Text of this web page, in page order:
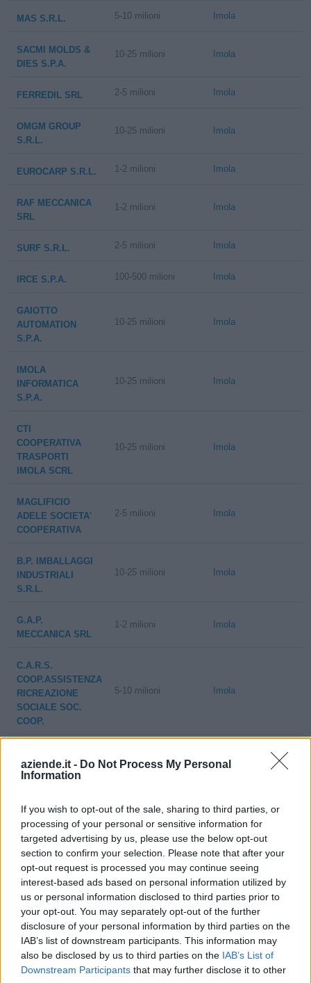
aziende.it - Do Not Process My Personal
Information
If you wish to opt-out of the sale, sharing to third parties, or
processing of your personal or sensitive information for
targeted advertising by us, please use the below opt-out
section to confirm your selection. Please note that after your
opt-out request is processed you may continue seeing
interest-based ads based on personal information utilized by
us or personal information disclosed to third parties prior to
your opt-out. You may separately opt-out of the further
disclosure of your personal information by third parties on the
IAB’s list of downstream participants. This information may
also be disclosed by us to third parties on the IAB’s List of
Downstream Participants that may further disclose it to other
MAS S.R.L. 5-10 milioni Imola
SACMI MOLDS &
DIES S.P.A.
10-25 milioni Imola
FERREDIL SRL 2-5 milioni Imola
OMGM GROUP
S.R.L.
10-25 milioni Imola
EUROCARP S.R.L. 1-2 milioni Imola
RAF MECCANICA
SRL
1-2 milioni Imola
SURF S.R.L. 2-5 milioni Imola
IRCE S.P.A. 100-500 milioni Imola
GAIOTTO
AUTOMATION
S.P.A.
10-25 milioni Imola
IMOLA
INFORMATICA
S.P.A.
10-25 milioni Imola
CTI
COOPERATIVA
TRASPORTI
IMOLA SCRL
10-25 milioni Imola
MAGLIFICIO
ADELE SOCIETA'
COOPERATIVA
2-5 milioni Imola
B.P. IMBALLAGGI
INDUSTRIALI
S.R.L.
10-25 milioni Imola
G.A.P.
MECCANICA SRL
1-2 milioni Imola
C.A.R.S.
COOP.ASSISTENZA
RICREAZIONE
SOCIALE SOC.
COOP.
5-10 milioni Imola
IL MAGLIO S.R.L. 0-1 milioni Imola
IMPIANTI
SPORTIVI -
SOCIETA'
CONSORTILE A
1-2 milioni Imola
SOC.COOP.NUOVA
TERRA
COOP.AGR.ACCQUISTI5-10 milioni Imola